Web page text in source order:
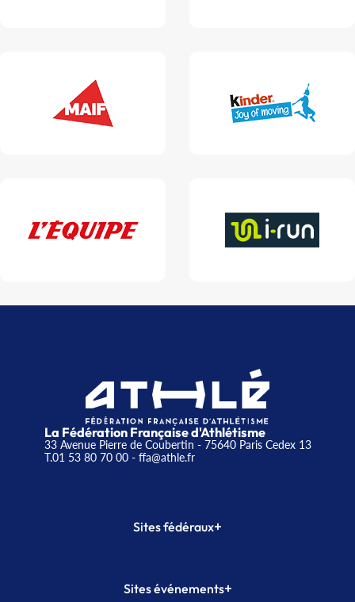
La Fédération Française d'Athlétisme
33 Avenue Pierre de Coubertin - 75640 Paris Cedex 13
T.01 53 80 70 00- ffa@athle.fr
Sites fédéraux+
Plateforme Formation
Sites événements+